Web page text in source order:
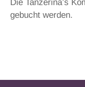
Die Tanzerina’s
gebucht werden.